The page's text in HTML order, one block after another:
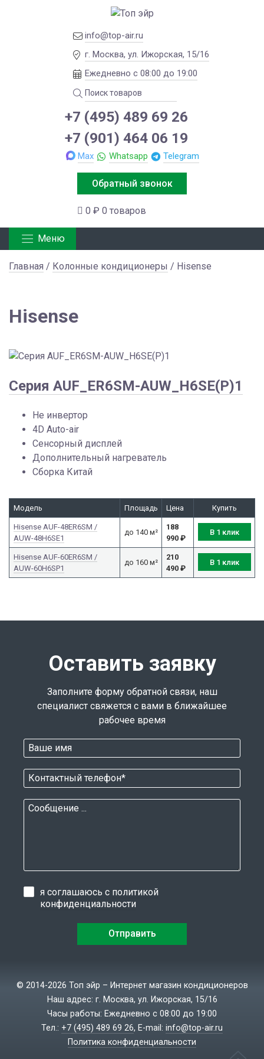
info@top-air.ru
г. Москва, ул. Ижорская, 15/16
Ежедневно с 08:00 до 19:00
+7 (495) 489 69 26
+7 (901) 464 06 19
Max Whatsapp Telegram
Обратный звонок
0 ₽ 0 товаров
Меню
Главная / Колонные кондиционеры / Hisense
Hisense
Серия AUF_ER6SM-AUW_H6SE(P)1
Не инвертор
4D Auto-air
Сенсорный дисплей
Дополнительный нагреватель
Сборка Китай
Модель Площадь Цена Купить
Hisense AUF-48ER6SM /
AUW-48H6SE1
до 140 м²
188
990 ₽
В 1 клик
Hisense AUF-60ER6SM /
AUW-60H6SP1
до 160 м²
210
490 ₽
В 1 клик
Оставить заявку
Заполните форму обратной связи, наш
специалист свяжется с вами в ближайшее
рабочее время
я соглашаюсь с политикой
конфиденциальности
© 2014-2026 Топ эйр – Интернет магазин кондиционеров
Наш адрес: г. Москва, ул. Ижорская, 15/16
Часы работы: Ежедневно с 08:00 до 19:00
Тел.: +7 (495) 489 69 26, E-mail: info@top-air.ru
Политика конфиденциальности